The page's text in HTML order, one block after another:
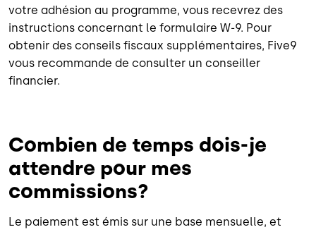
votre adhésion au programme, vous recevrez des
instructions concernant le formulaire W-9. Pour
obtenir des conseils fiscaux supplémentaires, Five9
vous recommande de consulter un conseiller
financier.
Combien de temps dois-je
attendre pour mes
commissions?
Le paiement est émis sur une base mensuelle, et